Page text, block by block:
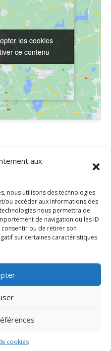
aux
nous utilisons des technologies
ou accéder aux informations des
nous permettra de
de navigation ou les ID
consentir ou de retirer son
sur certaines caractéristiques
cookies
les cookies
ce contenu
les cookies
ce contenu
Chorégraphie
| Copyright © Instant
cookies